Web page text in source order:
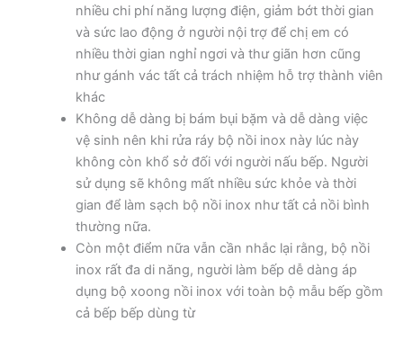
nhiều chi phí năng lượng điện, giảm bớt thời gian
và sức lao động ở người nội trợ để chị em có
nhiều thời gian nghỉ ngơi và thư giãn hơn cũng
như gánh vác tất cả trách nhiệm hỗ trợ thành viên
khác
Không dễ dàng bị bám bụi bặm và dễ dàng việc
vệ sinh nên khi rửa ráy bộ nồi inox này lúc này
không còn khổ sở đối với người nấu bếp. Người
sử dụng sẽ không mất nhiều sức khỏe và thời
gian để làm sạch bộ nồi inox như tất cả nồi bình
thường nữa.
Còn một điểm nữa vẫn cần nhắc lại rằng, bộ nồi
inox rất đa di năng, người làm bếp dễ dàng áp
dụng bộ xoong nồi inox với toàn bộ mẫu bếp gồm
cả bếp bếp dùng từ